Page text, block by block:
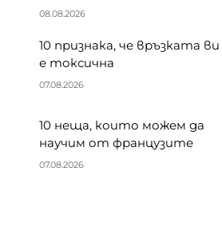
08.08.2026
10 признака, че връзката ви
е токсична
07.08.2026
10 неща, които можем да
научим от французите
07.08.2026